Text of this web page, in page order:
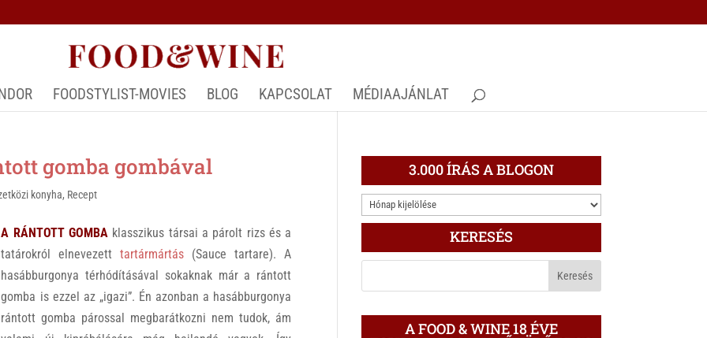
FOODSTYLIST-MOVIES BLOG KAPCSOLAT MÉDIAAJÁNLAT
gomba gombával
konyha, Recept
A RÁNTOTT GOMBA klasszikus társai a párolt rizs és a
tatárokról elnevezetttartármártás (Sauce tartare). A
hasábburgonya térhódításával sokaknak már a rántott
gomba is ezzel az „igazi”. Én azonban a hasábburgonya
rántott gomba párossal megbarátkozni nem tudok, ám
3.000 ÍRÁS A BLOGON
3.000
ÍRÁS
BLOGON
KERESÉS
A FOOD & WINE 18 ÉVE